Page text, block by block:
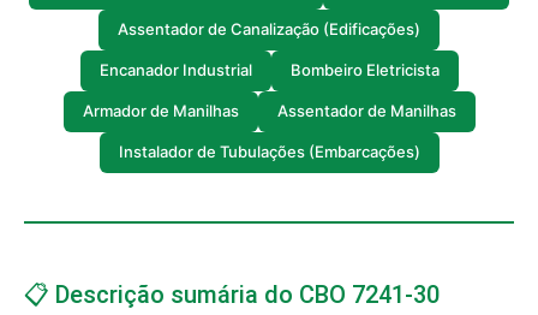
Assentador de Canalização (Edificações)
Encanador Industrial Bombeiro Eletricista
Armador de Manilhas Assentador de Manilhas
Instalador de Tubulações (Embarcações)
📋 Descrição sumária do CBO 7241-30